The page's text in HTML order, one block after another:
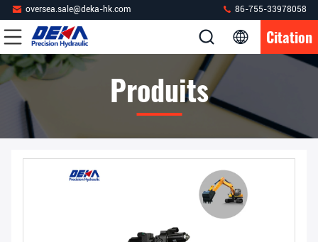
oversea.sale@deka-hk.com 86-755-33978058
Citation
Produits